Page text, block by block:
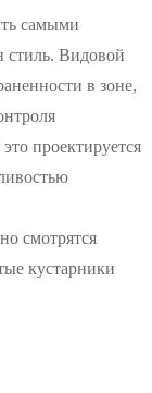
самыми
стиль. Видовой
в зоне,
это проектируется
смотрятся
кустарники